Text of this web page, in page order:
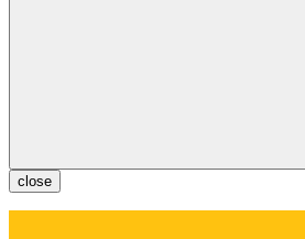
close